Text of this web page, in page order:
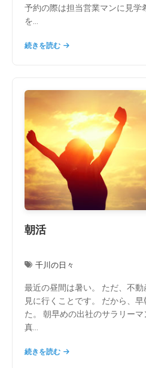
予約の際は担当営業マンに見学
を...
続きを読む
朝活
千川の日々
最近の昼間は暑い。 ただ、不
見に行くことです。 だから、
た。 朝早めの出社のサラリー
真...
続きを読む